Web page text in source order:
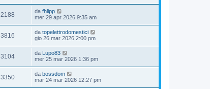
2188 da fhlipp
mer 29 apr 2026 9:35 am
3816 da topelettrodomestici
gio 26 mar 2026 2:00 pm
3104 da Lupo83
mer 25 mar 2026 1:36 pm
3350 da bossdom
mar 24 mar 2026 12:27 pm